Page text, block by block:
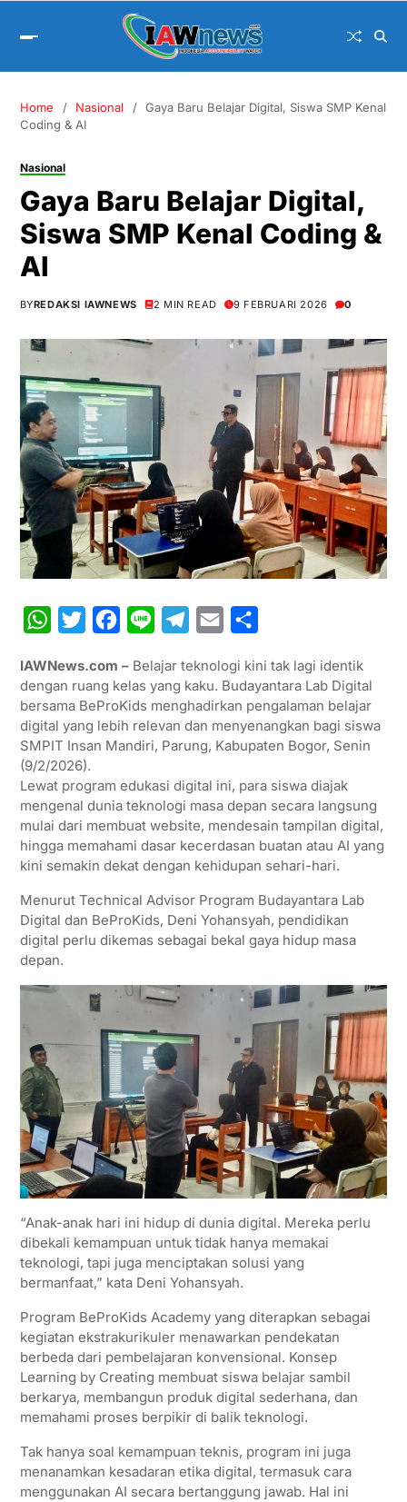
Home Nasional
Gaya Baru Belajar Digital, Siswa SMP Kenal
Coding & AI
Nasional
Gaya Baru Belajar Digital,
Siswa SMP Kenal Coding &
AI
BYREDAKSI IAWNEWS 2 MIN READ 9 FEBRUARI 2026 0
W
a
t
s
A
p
p
i
t
t
e
r
e
b
o
o
k
n
e
l
e
g
r
a
m
a
i
l
a
r
e
IAWNews.com –Belajar teknologi kini tak lagi identik
dengan ruang kelas yang kaku. Budayantara Lab Digital
bersama BeProKids menghadirkan pengalaman belajar
digital yang lebih relevan dan menyenangkan bagi siswa
SMPIT Insan Mandiri, Parung, Kabupaten Bogor, Senin
(9/2/2026).
Lewat program edukasi digital ini, para siswa diajak
mengenal dunia teknologi masa depan secara langsung
mulai dari membuat website, mendesain tampilan digital,
hingga memahami dasar kecerdasan buatan atau AI yang
kini semakin dekat dengan kehidupan sehari-hari.
Menurut Technical Advisor Program Budayantara Lab
Digital dan BeProKids, Deni Yohansyah, pendidikan
digital perlu dikemas sebagai bekal gaya hidup masa
depan.
“Anak-anak hari ini hidup di dunia digital. Mereka perlu
dibekali kemampuan untuk tidak hanya memakai
teknologi, tapi juga menciptakan solusi yang
bermanfaat,” kata Deni Yohansyah.
Program BeProKids Academy yang diterapkan sebagai
kegiatan ekstrakurikuler menawarkan pendekatan
berbeda dari pembelajaran konvensional. Konsep
Learning by Creating membuat siswa belajar sambil
berkarya, membangun produk digital sederhana, dan
memahami proses berpikir di balik teknologi.
Tak hanya soal kemampuan teknis, program ini juga
menanamkan kesadaran etika digital, termasuk cara
menggunakan AI secara bertanggung jawab. Hal ini